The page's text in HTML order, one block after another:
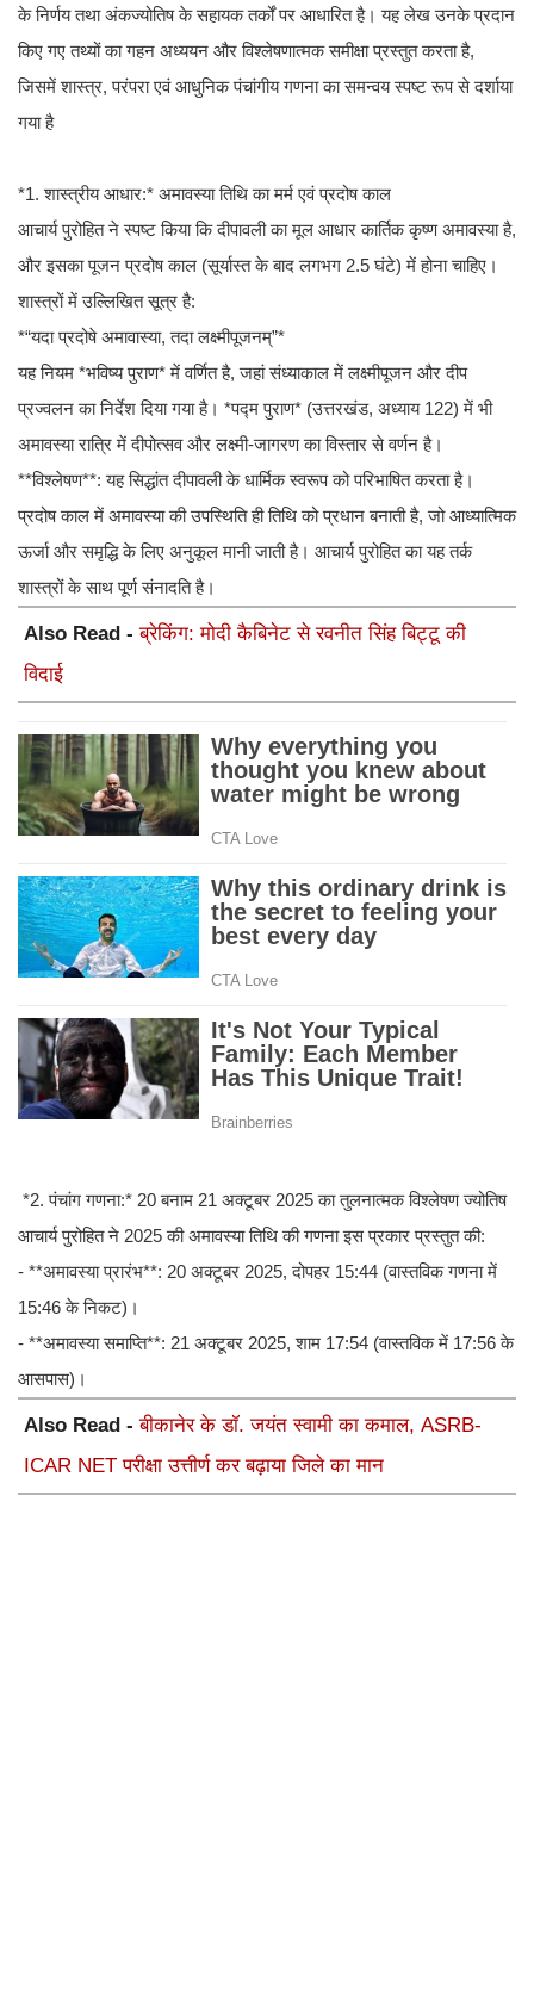
के निर्णय तथा अंकज्योतिष के सहायक तर्कों पर आधारित है। यह लेख उनके प्रदान
किए गए तथ्यों का गहन अध्ययन और विश्लेषणात्मक समीक्षा प्रस्तुत करता है,
जिसमें शास्त्र, परंपरा एवं आधुनिक पंचांगीय गणना का समन्वय स्पष्ट रूप से दर्शाया
गया है
*1. शास्त्रीय आधार:* अमावस्या तिथि का मर्म एवं प्रदोष काल
आचार्य पुरोहित ने स्पष्ट किया कि दीपावली का मूल आधार कार्तिक कृष्ण अमावस्या है,
और इसका पूजन प्रदोष काल (सूर्यास्त के बाद लगभग 2.5 घंटे) में होना चाहिए।
शास्त्रों में उल्लिखित सूत्र है:
*“यदा प्रदोषे अमावास्या, तदा लक्ष्मीपूजनम्”*
यह नियम *भविष्य पुराण* में वर्णित है, जहां संध्याकाल में लक्ष्मीपूजन और दीप
प्रज्वलन का निर्देश दिया गया है। *पद्म पुराण* (उत्तरखंड, अध्याय 122) में भी
अमावस्या रात्रि में दीपोत्सव और लक्ष्मी-जागरण का विस्तार से वर्णन है।
**विश्लेषण**: यह सिद्धांत दीपावली के धार्मिक स्वरूप को परिभाषित करता है।
प्रदोष काल में अमावस्या की उपस्थिति ही तिथि को प्रधान बनाती है, जो आध्यात्मिक
ऊर्जा और समृद्धि के लिए अनुकूल मानी जाती है। आचार्य पुरोहित का यह तर्क
शास्त्रों के साथ पूर्ण संनादति है।
Also Read -ब्रेकिंग: मोदी कैबिनेट से रवनीत सिंह बिट्टू की
विदाई
*2. पंचांग गणना:* 20 बनाम 21 अक्टूबर 2025 का तुलनात्मक विश्लेषण ज्योतिष
आचार्य पुरोहित ने 2025 की अमावस्या तिथि की गणना इस प्रकार प्रस्तुत की:
- **अमावस्या प्रारंभ**: 20 अक्टूबर 2025, दोपहर 15:44 (वास्तविक गणना में
15:46 के निकट)।
- **अमावस्या समाप्ति**: 21 अक्टूबर 2025, शाम 17:54 (वास्तविक में 17:56 के
आसपास)।
Also Read -बीकानेर के डॉ. जयंत स्वामी का कमाल, ASRB-
ICAR NET परीक्षा उत्तीर्ण कर बढ़ाया जिले का मान